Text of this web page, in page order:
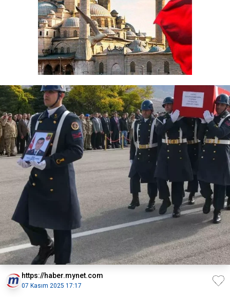
https://haber.mynet.com
07 Kasım 2025 17:17